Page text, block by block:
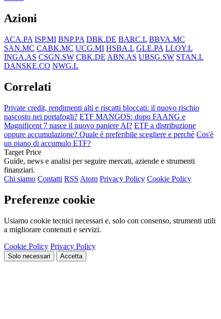
Azioni
ACA.PA ISP.MI BNP.PA DBK.DE BARC.L BBVA.MC
SAN.MC CABK.MC UCG.MI HSBA.L GLE.PA LLOY.L
INGA.AS CSGN.SW CBK.DE ABN.AS UBSG.SW STAN.L
DANSKE.CO NWG.L
Correlati
Private credit, rendimenti alti e riscatti bloccati: il nuovo rischio
nascosto nei portafogli? ETF MANGOS: dopo FAANG e
Magnificent 7 nasce il nuovo paniere AI? ETF a distribuzione
oppure accumulazione? Quale è preferibile scegliere e perché Cos'è
un piano di accumulo ETF?
Target Price
Guide, news e analisi per seguire mercati, aziende e strumenti
finanziari.
Chi siamo Contatti RSS Atom Privacy Policy Cookie Policy
Preferenze cookie
Usiamo cookie tecnici necessari e, solo con consenso, strumenti utili
a migliorare contenuti e servizi.
Cookie Policy Privacy Policy
Solo necessari Accetta